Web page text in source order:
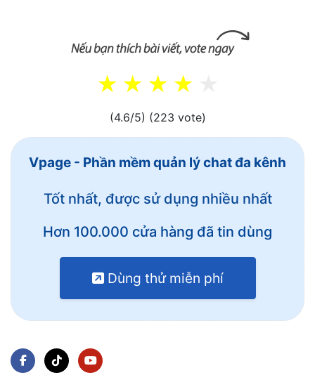
(4.6/5) (223 vote)
Vpage - Phần mềm quản lý chat đa kênh
Tốt nhất, được sử dụng nhiều nhất
Hơn 100.000 cửa hàng đã tin dùng
Dùng thử miễn phí